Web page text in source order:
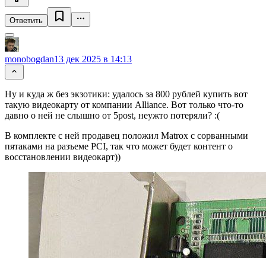
Ответить
monobogdan13 дек 2025 в 14:13
Ну и куда ж без экзотики: удалось за 800 рублей купить вот
такую видеокарту от компании Alliance. Вот только что-то
давно о ней не слышно от 5post, неужто потеряли? :(
В комплекте с ней продавец положил Matrox с сорванными
пятаками на разъеме PCI, так что может будет контент о
восстановлении видеокарт))